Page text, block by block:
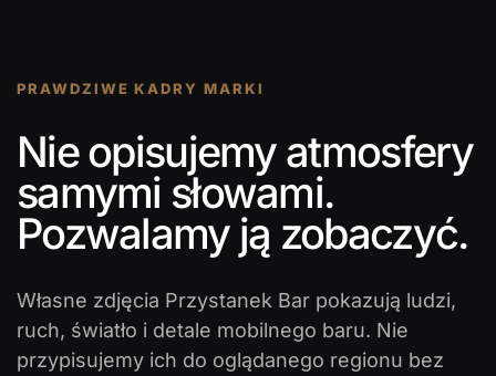
PRAWDZIWE KADRY MARKI
Nie opisujemy atmosfery
samymi słowami.
Pozwalamy ją zobaczyć.
Własne zdjęcia Przystanek Bar pokazują ludzi,
ruch, światło i detale mobilnego baru. Nie
przypisujemy ich do oglądanego regionu bez